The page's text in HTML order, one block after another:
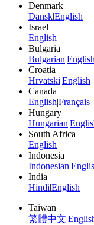
Denmark
DanskEnglish
Israel
English
Bulgaria
Bulgarian
Croatia
HrvatskiEnglish
Canada
EnglishFrançais
Hungary
Hungarian
South Africa
English
Indonesia
Indonesian
India
HindiEnglish
Taiwan
繁體中文